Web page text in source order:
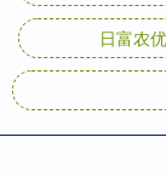
日富农